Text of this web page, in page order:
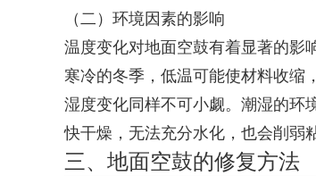
（二）环境因素的影响
温度变化对地面空鼓有着显著的影
寒冷的冬季，低温可能使材料收缩
湿度变化同样不可小觑。潮湿的环
快干燥，无法充分水化，也会削弱
三、地面空鼓的修复方法